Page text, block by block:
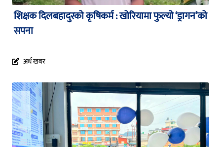
शिक्षक दिलबहादुरको कृषिकर्म : खोरियामा फुल्यो ‘ड्रागन’को
सपना
अर्थ खबर